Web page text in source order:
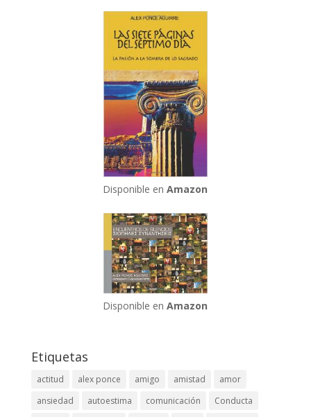
Disponible enAmazon
Disponible enAmazon
Etiquetas
actitud alex ponce amigo amistad
amor
ansiedad
autoestima comunicación
Conducta